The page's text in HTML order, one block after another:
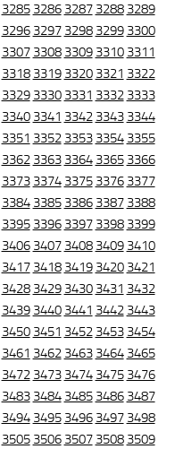
3285 3286 3287 3288 3289
3296 3297 3298 3299 3300
3307 3308 3309 3310 3311
3318 3319 3320 3321 3322
3329 3330 3331 3332 3333
3340 3341 3342 3343 3344
3351 3352 3353 3354 3355
3362 3363 3364 3365 3366
3373 3374 3375 3376 3377
3384 3385 3386 3387 3388
3395 3396 3397 3398 3399
3406 3407 3408 3409 3410
3417 3418 3419 3420 3421
3428 3429 3430 3431 3432
3439 3440 3441 3442 3443
3450 3451 3452 3453 3454
3461 3462 3463 3464 3465
3472 3473 3474 3475 3476
3483 3484 3485 3486 3487
3494 3495 3496 3497 3498
3505 3506 3507 3508 3509